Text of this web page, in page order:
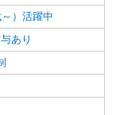
）活躍中
あり